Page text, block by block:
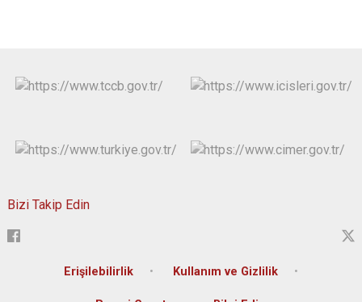
Bizi Takip Edin
Erişilebilirlik Kullanım ve Gizlilik